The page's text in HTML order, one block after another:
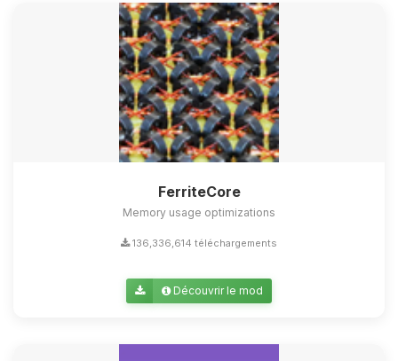
FerriteCore
Memory usage optimizations
136,336,614 téléchargements
Découvrir le mod